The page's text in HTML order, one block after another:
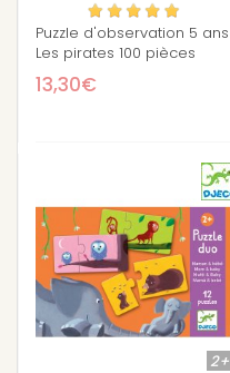
Puzzle d'observation 5 ans
Les pirates 100 pièces
13,30€
2+